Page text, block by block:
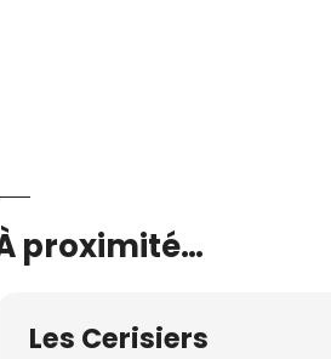
proximité…
Les Cerisiers